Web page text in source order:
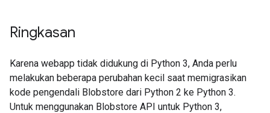
Ringkasan
Karena webapp tidak didukung di Python 3, Anda perlu
melakukan beberapa perubahan kecil saat memigrasikan
kode pengendali Blobstore dari Python 2 ke Python 3.
Untuk menggunakan Blobstore API untuk Python 3,